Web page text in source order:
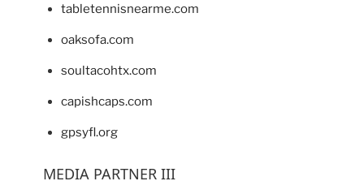
tabletennisnearme.com
oaksofa.com
soultacohtx.com
capishcaps.com
gpsyfl.org
MEDIA PARTNER III